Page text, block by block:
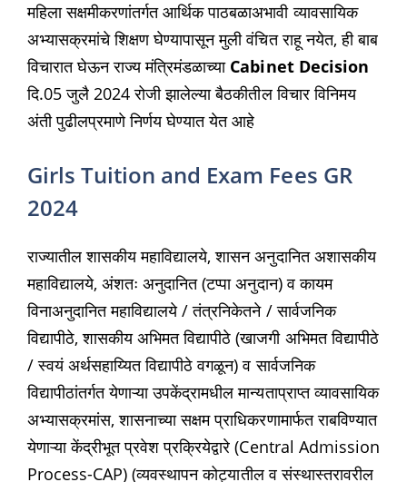
महिला सक्षमीकरणांतर्गत आर्थिक पाठबळाअभावी व्यावसायिक
अभ्यासक्रमांचे शिक्षण घेण्यापासून मुली वंचित राहू नयेत, ही बाब
विचारात घेऊन राज्य मंत्रिमंडळाच्या Cabinet Decision
दि.05 जुलै 2024 रोजी झालेल्या बैठकीतील विचार विनिमय
अंती पुढीलप्रमाणे निर्णय घेण्यात येत आहे
Girls Tuition and Exam Fees GR
2024
राज्यातील शासकीय महाविद्यालये, शासन अनुदानित अशासकीय
महाविद्यालये, अंशतः अनुदानित (टप्पा अनुदान) व कायम
विनाअनुदानित महाविद्यालये / तंत्रनिकेतने / सार्वजनिक
विद्यापीठे, शासकीय अभिमत विद्यापीठे (खाजगी अभिमत विद्यापीठे
/ स्वयं अर्थसहाय्यित विद्यापीठे वगळून) व सार्वजनिक
विद्यापीठांतर्गत येणाऱ्या उपकेंद्रामधील मान्यताप्राप्त व्यावसायिक
अभ्यासक्रमांस, शासनाच्या सक्षम प्राधिकरणामार्फत राबविण्यात
येणाऱ्या केंद्रीभूत प्रवेश प्रक्रियेद्वारे (Central Admission
Process-CAP) (व्यवस्थापन कोट्यातील व संस्थास्तरावरील